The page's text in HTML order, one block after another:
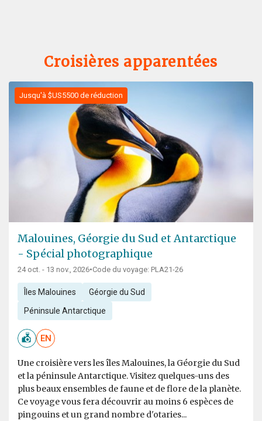
Croisières apparentées
Jusqu'à $US5500 de réduction
Malouines, Géorgie du Sud et Antarctique
- Spécial photographique
24 oct. - 13 nov., 2026•Code du voyage: PLA21-26
Îles Malouines Géorgie du Sud
Péninsule Antarctique
EN
Une croisière vers les îles Malouines, la Géorgie du Sud
et la péninsule Antarctique. Visitez quelques-uns des
plus beaux ensembles de faune et de flore de la planète.
Ce voyage vous fera découvrir au moins 6 espèces de
pingouins et un grand nombre d'otaries...